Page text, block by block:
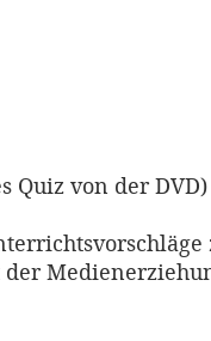
Quiz von der DVD)